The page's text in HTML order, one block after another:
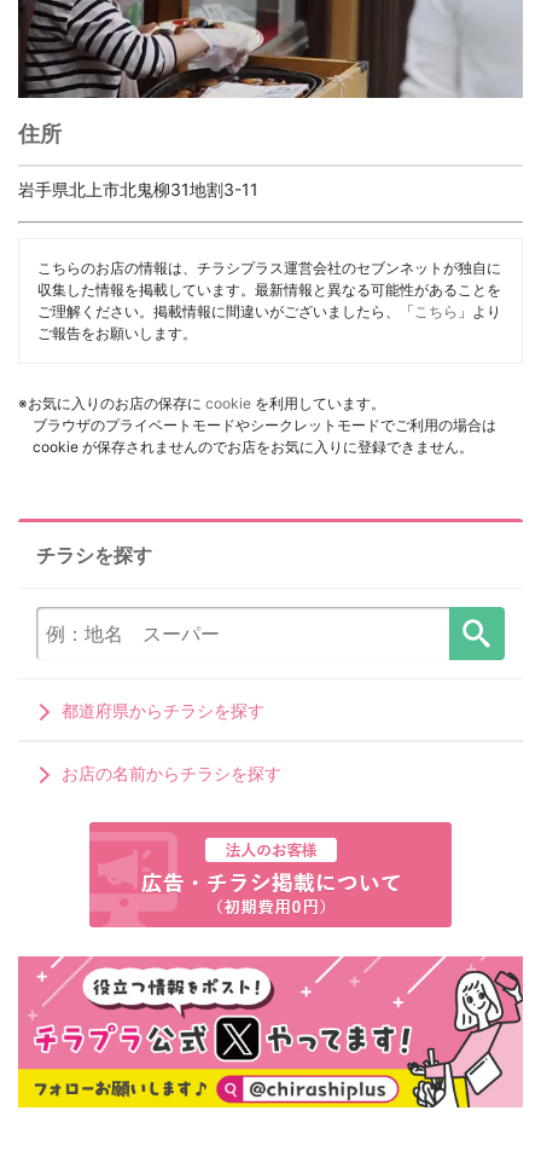
住所
岩手県北上市北鬼柳31地割3-11
こちらのお店の情報は、チラシプラス運営会社のセブンネットが独自に
収集した情報を掲載しています。最新情報と異なる可能性があることを
ご理解ください。掲載情報に間違いがございましたら、「 こちら 」より
ご報告をお願いします。
※お気に入りのお店の保存に cookie を利用しています。
ブラウザのプライベートモードやシークレットモードでご利用の場合は
cookie が保存されませんのでお店をお気に入りに登録できません。
チラシを探す
都道府県からチラシを探す
お店の名前からチラシを探す